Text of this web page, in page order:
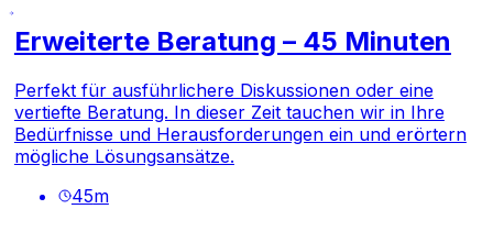
Erweiterte Beratung – 45 Minuten
Perfekt für ausführlichere Diskussionen oder eine
vertiefte Beratung. In dieser Zeit tauchen wir in Ihre
Bedürfnisse und Herausforderungen ein und erörtern
mögliche Lösungsansätze.
45m